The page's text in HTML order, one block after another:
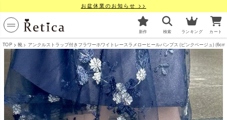
お盆休業のお知らせ >>
新作 検索 ランキング カート
TOP 靴 アンクルストラップ付きフラワーホワイトレースラメローヒールパンプス (ピンクベージュ)